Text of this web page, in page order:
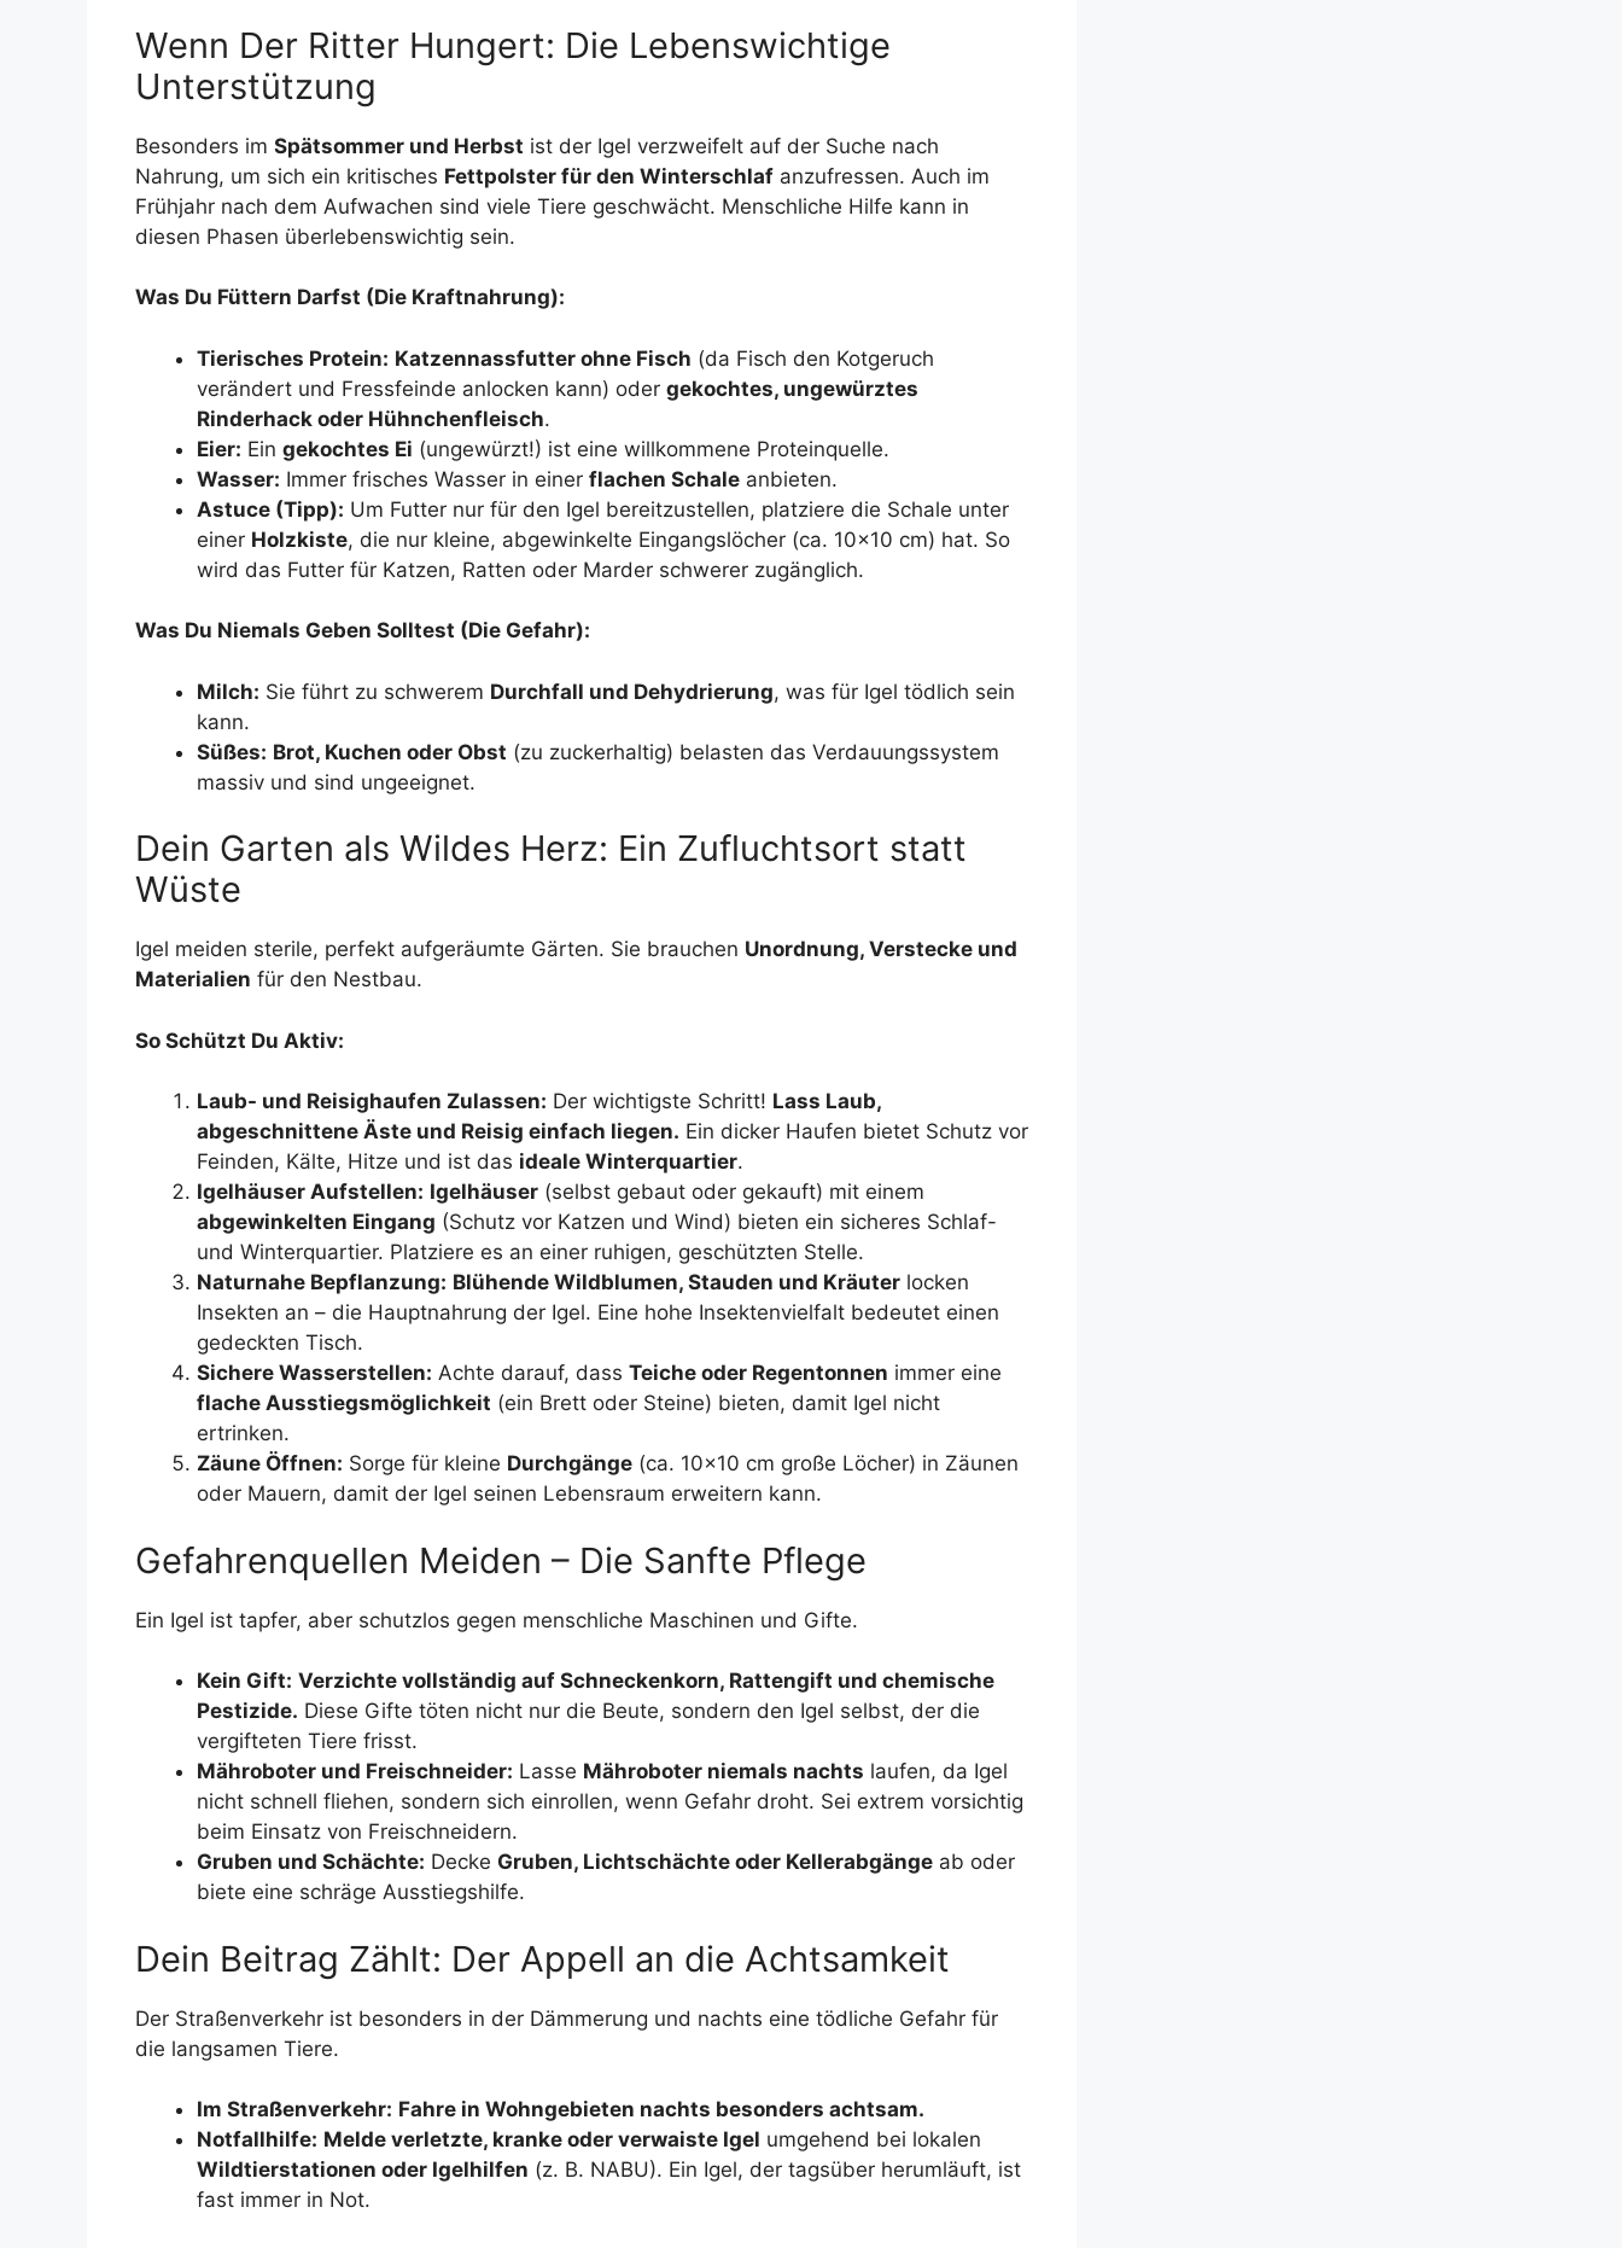
Wenn Der Ritter Hungert: Die Lebenswichtige
Unterstützung
Besonders im Spätsommer und Herbst ist der Igel verzweifelt auf der Suche nach
Nahrung, um sich ein kritisches Fettpolster für den Winterschlaf anzufressen. Auch im
Frühjahr nach dem Aufwachen sind viele Tiere geschwächt. Menschliche Hilfe kann in
diesen Phasen überlebenswichtig sein.
Was Du Füttern Darfst (Die Kraftnahrung):
Tierisches Protein: Katzennassfutter ohne Fisch (da Fisch den Kotgeruch
verändert und Fressfeinde anlocken kann) oder gekochtes, ungewürztes
Rinderhack oder Hühnchenfleisch.
Eier: Ein gekochtes Ei (ungewürzt!) ist eine willkommene Proteinquelle.
Wasser: Immer frisches Wasser in einer flachen Schale anbieten.
Astuce (Tipp): Um Futter nur für den Igel bereitzustellen, platziere die Schale unter
einer Holzkiste, die nur kleine, abgewinkelte Eingangslöcher (ca. 10×10 cm) hat. So
wird das Futter für Katzen, Ratten oder Marder schwerer zugänglich.
Was Du Niemals Geben Solltest (Die Gefahr):
Milch: Sie führt zu schwerem Durchfall und Dehydrierung, was für Igel tödlich sein
kann.
Süßes: Brot, Kuchen oder Obst (zu zuckerhaltig) belasten das Verdauungssystem
massiv und sind ungeeignet.
Dein Garten als Wildes Herz: Ein Zufluchtsort statt
Wüste
Igel meiden sterile, perfekt aufgeräumte Gärten. Sie brauchen Unordnung, Verstecke und
Materialien für den Nestbau.
So Schützt Du Aktiv:
Laub- und Reisighaufen Zulassen: Der wichtigste Schritt! Lass Laub,
abgeschnittene Äste und Reisig einfach liegen. Ein dicker Haufen bietet Schutz vor
Feinden, Kälte, Hitze und ist das ideale Winterquartier.
Igelhäuser Aufstellen: Igelhäuser (selbst gebaut oder gekauft) mit einem
abgewinkelten Eingang (Schutz vor Katzen und Wind) bieten ein sicheres Schlaf-
und Winterquartier. Platziere es an einer ruhigen, geschützten Stelle.
Naturnahe Bepflanzung: Blühende Wildblumen, Stauden und Kräuter locken
Insekten an – die Hauptnahrung der Igel. Eine hohe Insektenvielfalt bedeutet einen
gedeckten Tisch.
Sichere Wasserstellen: Achte darauf, dass Teiche oder Regentonnen immer eine
flache Ausstiegsmöglichkeit (ein Brett oder Steine) bieten, damit Igel nicht
ertrinken.
Zäune Öffnen: Sorge für kleine Durchgänge (ca. 10×10 cm große Löcher) in Zäunen
oder Mauern, damit der Igel seinen Lebensraum erweitern kann.
Gefahrenquellen Meiden – Die Sanfte Pflege
Ein Igel ist tapfer, aber schutzlos gegen menschliche Maschinen und Gifte.
Kein Gift: Verzichte vollständig auf Schneckenkorn, Rattengift und chemische
Pestizide. Diese Gifte töten nicht nur die Beute, sondern den Igel selbst, der die
vergifteten Tiere frisst.
Mähroboter und Freischneider: Lasse Mähroboter niemals nachts laufen, da Igel
nicht schnell fliehen, sondern sich einrollen, wenn Gefahr droht. Sei extrem vorsichtig
beim Einsatz von Freischneidern.
Gruben und Schächte: Decke Gruben, Lichtschächte oder Kellerabgänge ab oder
biete eine schräge Ausstiegshilfe.
Dein Beitrag Zählt: Der Appell an die Achtsamkeit
Der Straßenverkehr ist besonders in der Dämmerung und nachts eine tödliche Gefahr für
die langsamen Tiere.
Im Straßenverkehr: Fahre in Wohngebieten nachts besonders achtsam.
Notfallhilfe: Melde verletzte, kranke oder verwaiste Igel umgehend bei lokalen
Wildtierstationen oder Igelhilfen (z. B. NABU). Ein Igel, der tagsüber herumläuft, ist
fast immer in Not.